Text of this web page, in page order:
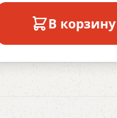
В корзину